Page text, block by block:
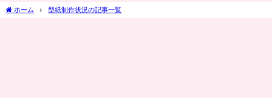
ホーム 型紙制作状況の記事一覧